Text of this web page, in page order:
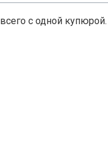
всего с одной